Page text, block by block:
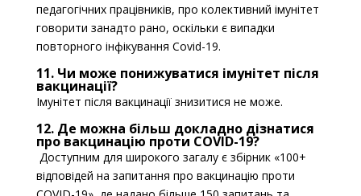
педагогічних працівників, про колективний імунітет
говорити занадто рано, оскільки є випадки
повторного інфікування Covid-19.
11. Чи може понижуватися імунітет після
вакцинації?
Імунітет після вакцинації знизитися не може.
12. Де можна більш докладно дізнатися
про вакцинацію проти COVID-19?
Доступним для широкого загалу є збірник «100+
відповідей на запитання про вакцинацію проти